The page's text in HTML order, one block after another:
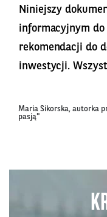
Niniejszy
informacyjnym
rekomendacji do
inwestycji.
Maria Sikorska, autorka
pasją"